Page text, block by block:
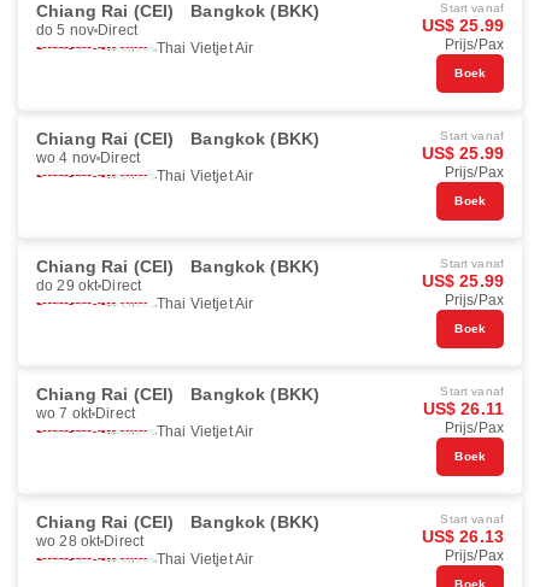
Chiang Rai (CEI) Bangkok (BKK)
do 5 nov Direct
Thai Vietjet Air
Start vanaf
US$ 25.99
Prijs/Pax
Boek
Chiang Rai (CEI) Bangkok (BKK)
wo 4 nov Direct
Thai Vietjet Air
Start vanaf
US$ 25.99
Prijs/Pax
Boek
Chiang Rai (CEI) Bangkok (BKK)
do 29 okt Direct
Thai Vietjet Air
Start vanaf
US$ 25.99
Prijs/Pax
Boek
Chiang Rai (CEI) Bangkok (BKK)
wo 7 okt Direct
Thai Vietjet Air
Start vanaf
US$ 26.11
Prijs/Pax
Boek
Chiang Rai (CEI) Bangkok (BKK)
wo 28 okt Direct
Thai Vietjet Air
Start vanaf
US$ 26.13
Prijs/Pax
Boek